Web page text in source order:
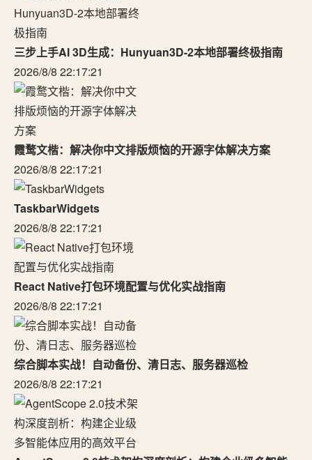
三步上手AI 3D生成：Hunyuan3D-2本地部署终极指南
2026/8/8 22:17:21
霞鹜文楷：解决你中文排版烦恼的开源字体解决方案
2026/8/8 22:17:21
TaskbarWidgets
2026/8/8 22:17:21
React Native打包环境配置与优化实战指南
2026/8/8 22:17:21
综合脚本实战！自动备份、清日志、服务器巡检
2026/8/8 22:17:21